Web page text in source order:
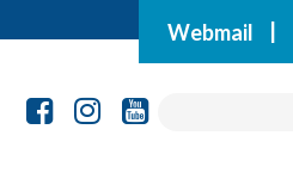
Webmail